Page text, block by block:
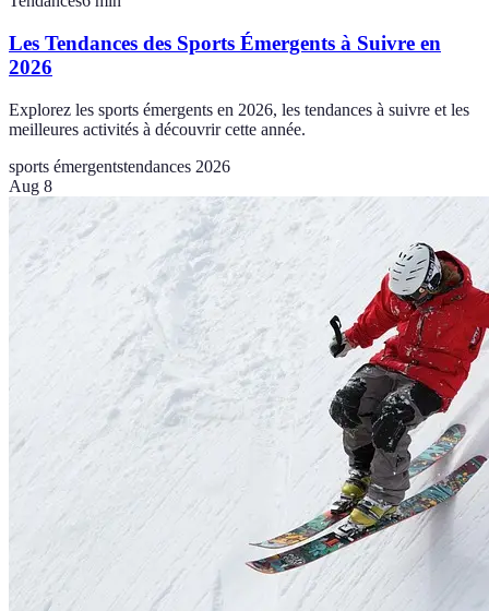
Les Tendances des Sports Émergents à Suivre en
2026
Explorez les sports émergents en 2026, les tendances à suivre et les
meilleures activités à découvrir cette année.
sports émergentstendances 2026
Aug 8